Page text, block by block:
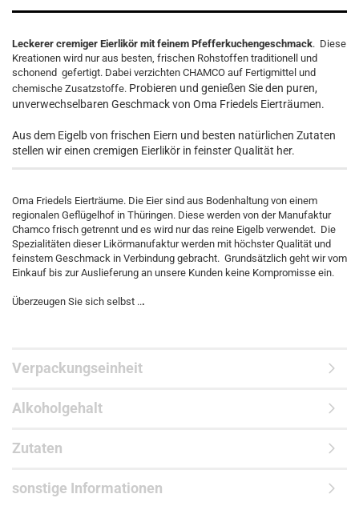
Leckerer cremiger Eierlikör mit feinem Pfefferkuchengeschmack. Diese
Kreationen wird nur aus besten, frischen Rohstoffen traditionell und
schonend gefertigt. Dabei verzichten CHAMCO auf Fertigmittel und
chemische Zusatzstoffe. Probieren und genießen Sie den puren,
unverwechselbaren Geschmackvon Oma Friedels Eierträumen.
Aus dem Eigelb von frischen Eiern und besten natürlichen Zutaten
stellen wir einen cremigen Eierlikör in feinster Qualität her.
Oma Friedels Eierträume. Die Eier sind aus Bodenhaltung von einem
regionalen Geflügelhof in Thüringen. Diese werden von der Manufaktur
Chamco frisch getrennt und es wird nur das reine Eigelb verwendet. Die
Spezialitäten dieser Likörmanufaktur werden mit höchster Qualität und
feinstem Geschmack in Verbindung gebracht. Grundsätzlich geht wir vom
Einkauf bis zur Auslieferung an unsere Kunden keine Kompromisse ein.
Überzeugen Sie sich selbst ...
Verpackungseinheit
Alkoholgehalt
Zutaten
sonstige Informationen